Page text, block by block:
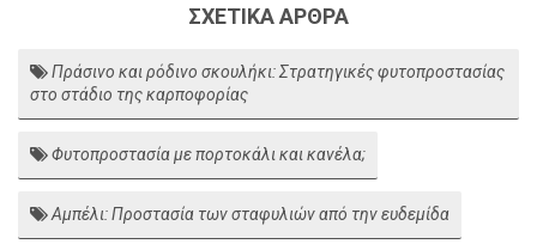
ΣΧΕΤΙΚΑ ΑΡΘΡΑ
Πράσινο και ρόδινο σκουλήκι: Στρατηγικές φυτοπροστασίας
στο στάδιο της καρποφορίας
Φυτοπροστασία με πορτοκάλι και κανέλα;
Αμπέλι: Προστασία των σταφυλιών από την ευδεμίδα